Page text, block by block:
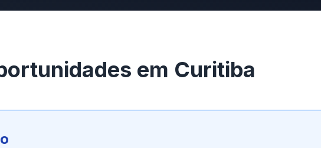
em Curitiba